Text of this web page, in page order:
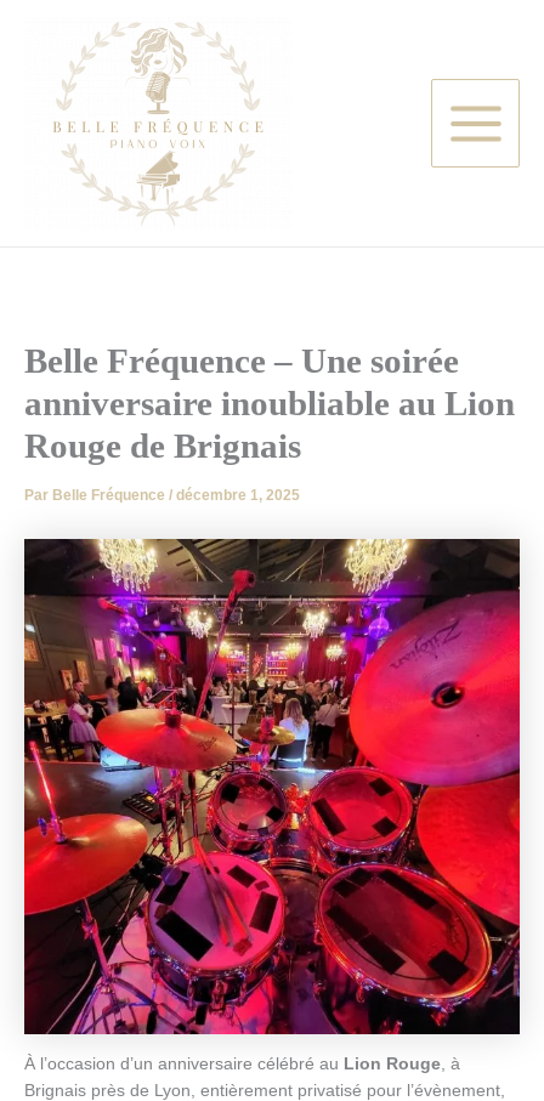
Belle Fréquence – Une soirée
anniversaire inoubliable au Lion
Rouge de Brignais
Par Belle Fréquence / décembre 1, 2025
À l’occasion d’un anniversaire célébré au Lion Rouge , à
Brignais près de Lyon, entièrement privatisé pour l’évènement,